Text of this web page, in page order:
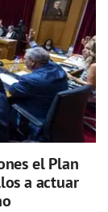
el Plan
a actuar